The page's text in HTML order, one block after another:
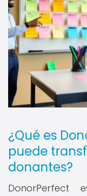
¿Qué es
puede
donantes?
DonorPerfect